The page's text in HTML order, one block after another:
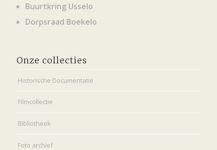
Buurtkring Usselo
Dorpsraad Boekelo
Onze collecties
Historische Documentatie
Filmcollectie
Bibliotheek
Foto archief